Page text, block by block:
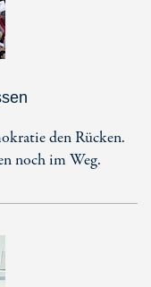
den Rücken.
noch im Weg.